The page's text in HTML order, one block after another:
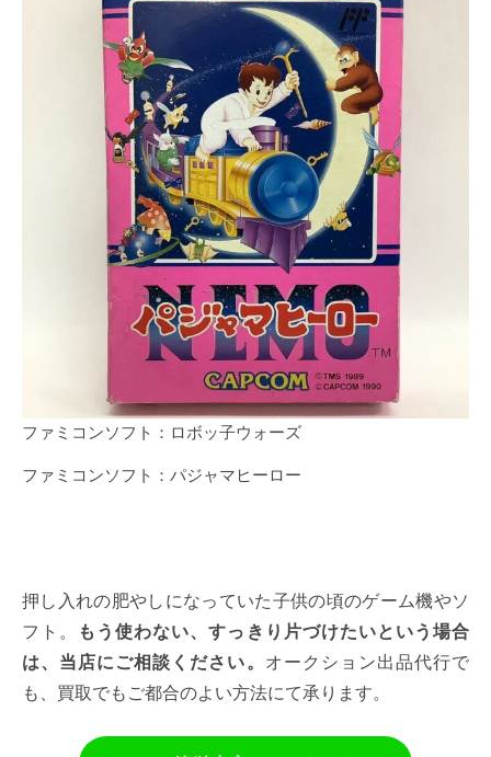
ファミコンソフト：ロボッ子ウォーズ
ファミコンソフト：パジャマヒーロー
押し入れの肥やしになっていた子供の頃のゲーム機やソ
フト。
もう使わない、すっきり片づけたいという場合
は、当店にご相談ください。 オークション出品代行で
も、買取でもご都合のよい方法にて承ります。